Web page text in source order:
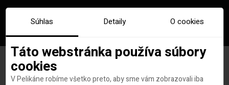
Súhlas Detaily O cookies
Táto webstránka používa súbory
cookies
V Pelikáne robíme všetko preto, aby sme vám zobrazovali iba